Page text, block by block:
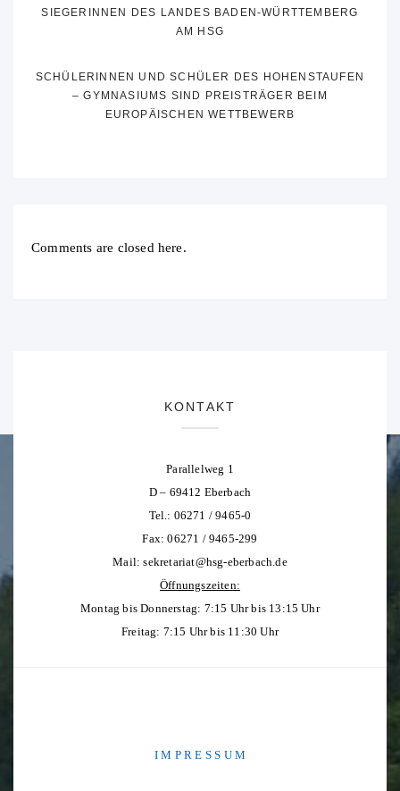
SIEGERINNEN DES LANDES BADEN-WÜRTTEMBERG
AM HSG
SCHÜLERINNEN UND SCHÜLER DES HOHENSTAUFEN
– GYMNASIUMS SIND PREISTRÄGER BEIM
EUROPÄISCHEN WETTBEWERB
Comments are closed here.
KONTAKT
Parallelweg 1
D – 69412 Eberbach
Tel.: 06271 / 9465-0
Fax: 06271 / 9465-299
Mail:sekretariat@hsg-eberbach.de
Öffnungszeiten:
Montag bis Donnerstag: 7:15 Uhr bis 13:15 Uhr
Freitag: 7:15 Uhr bis 11:30 Uhr
I M P R E S S U M